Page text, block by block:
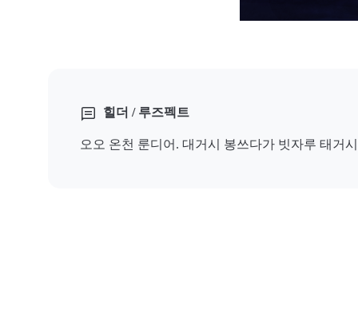
힐더 / 루즈펙트
오오 온천 룬디어. 대거시 봉쓰다가 빗자루 태거